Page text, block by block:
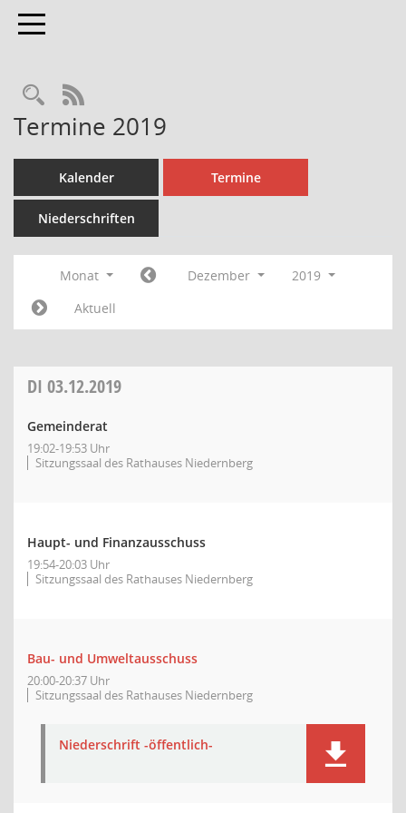
Toggle navigation
Rechercheauswahl
RSS-Feed
Termine 2019
Kalender Termine
Niederschriften
Monat Dezember
2019
Aktuell
DI 03.12.2019
Gemeinderat
19:02-19:53 Uhr
Sitzungssaal des Rathauses Niedernberg
Haupt- und Finanzausschuss
19:54-20:03 Uhr
Sitzungssaal des Rathauses Niedernberg
Bau- und Umweltausschuss
20:00-20:37 Uhr
Sitzungssaal des Rathauses Niedernberg
Niederschrift -öffentlich-